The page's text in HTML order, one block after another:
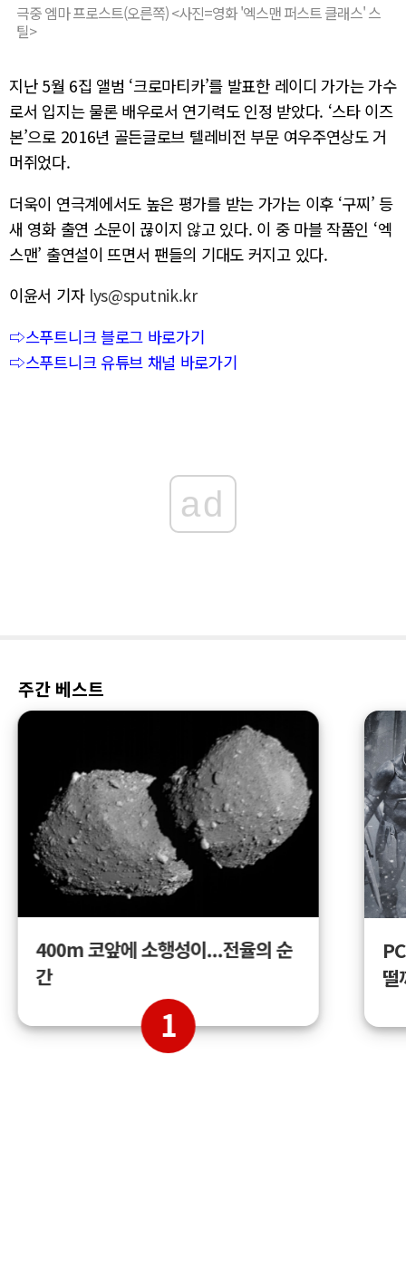
극중 엠마 프로스트(오른쪽) <사진=영화 '엑스맨 퍼스트 클래스' 스
틸>
지난 5월 6집 앨범 ‘크로마티카’를 발표한 레이디 가가는 가수
로서 입지는 물론 배우로서 연기력도 인정 받았다. ‘스타 이즈
본’으로 2016년 골든글로브 텔레비전 부문 여우주연상도 거
머쥐었다.
더욱이 연극계에서도 높은 평가를 받는 가가는 이후 ‘구찌’ 등
새 영화 출연 소문이 끊이지 않고 있다. 이 중 마블 작품인 ‘엑
스맨’ 출연설이 뜨면서 팬들의 기대도 커지고 있다.
이윤서 기자 lys@sputnik.kr
⇨스푸트니크 블로그 바로가기
⇨스푸트니크 유튜브 채널 바로가기
ad
주간 베스트
400m 코앞에 소행성이...전율의 순
간
1
떨